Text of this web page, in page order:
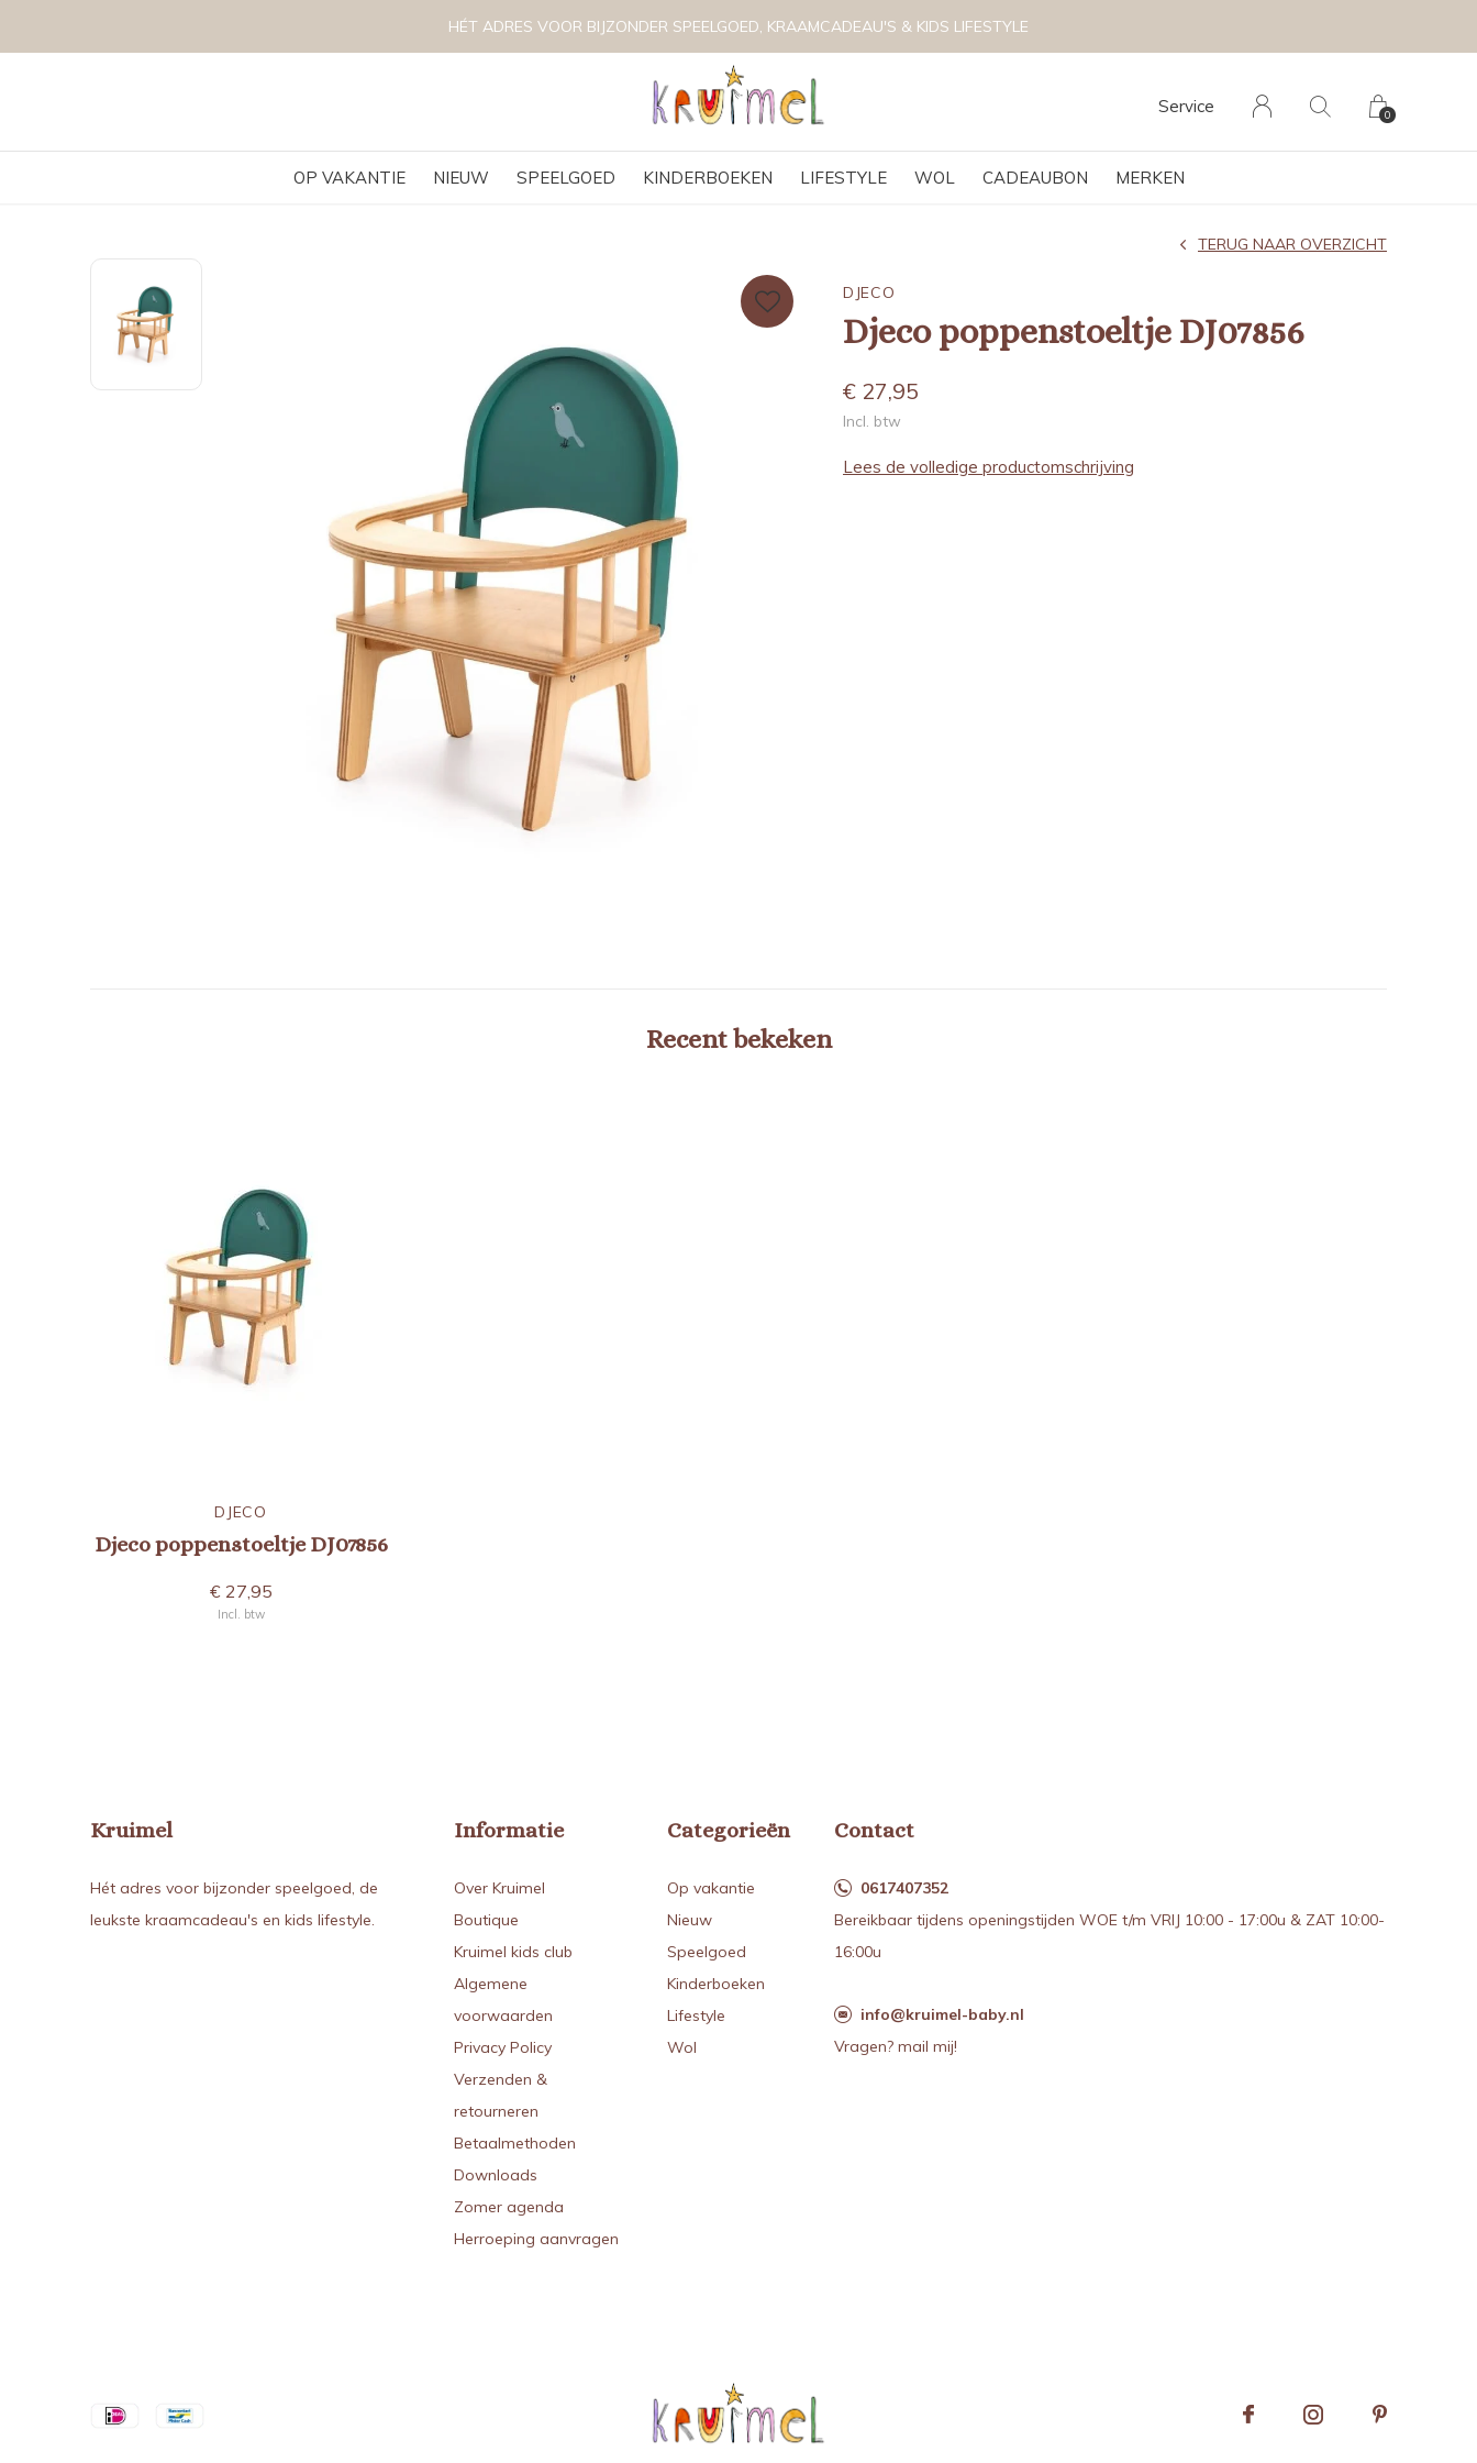
OP VAKANTIE NIEUW SPEELGOED KINDERBOEKEN LIFESTYLE WOL CADEAUBON MERKEN
Service 0
FYSIEKE WINKEL IN HORST, NOORD LIMBURG
DJECO
Djeco poppenstoeltje DJ07856
TERUG NAAR OVERZICHT
€ 27,95
Incl. btw
Lees de volledige productomschrijving
Recent bekeken
DJECO
Djeco poppenstoeltje DJ07856
€ 27,95
Incl. btw
Kruimel
Hét adres voor bijzonder speelgoed, de
leukste kraamcadeau's en kids lifestyle.
Informatie
Over Kruimel
Boutique
Kruimel kids club
Algemene
voorwaarden
Privacy Policy
Verzenden &
retourneren
Betaalmethoden
Downloads
Zomer agenda
Herroeping aanvragen
Categorieën
Op vakantie
Nieuw
Speelgoed
Kinderboeken
Lifestyle
Wol
Contact
0617407352
Bereikbaar tijdens openingstijden WOE t/m VRIJ 10:00 - 17:00u & ZAT 10:00-
16:00u
info@kruimel-baby.nl
Vragen? mail mij!